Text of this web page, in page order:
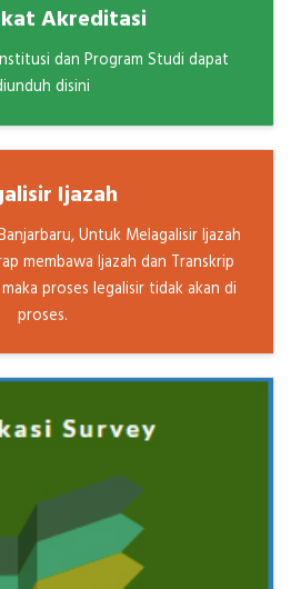
Akreditasi
dan Program Studi dapat
disini
Ijazah
Untuk Melagalisir Ijazah
membawa Ijazah dan Transkrip
proses legalisir tidak akan di
proses.